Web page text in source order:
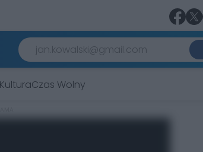
KulturaCzas Wolny